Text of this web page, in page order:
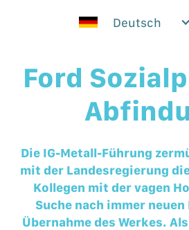
Deutsch
Ford
Die IG-Metall-Führung
mit der Landesregierung
Kollegen mit der vagen
Suche nach immer
Übernahme des Werkes.